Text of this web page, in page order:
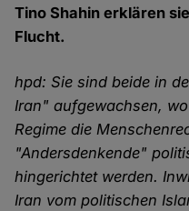
Tino Shahin erklären
Flucht.
hpd: Sie sind beide in
Iran" aufgewachsen,
Regime die
"Andersdenkende"
hingerichtet werden.
Iran vom politischen